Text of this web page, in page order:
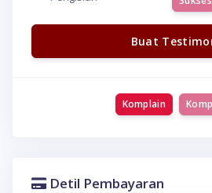
Buat
Komplain
Detil Pembayaran